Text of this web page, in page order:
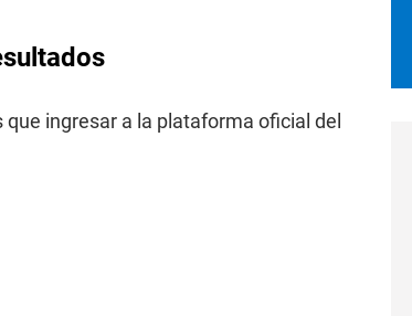
que ingresar a la plataforma oficial del